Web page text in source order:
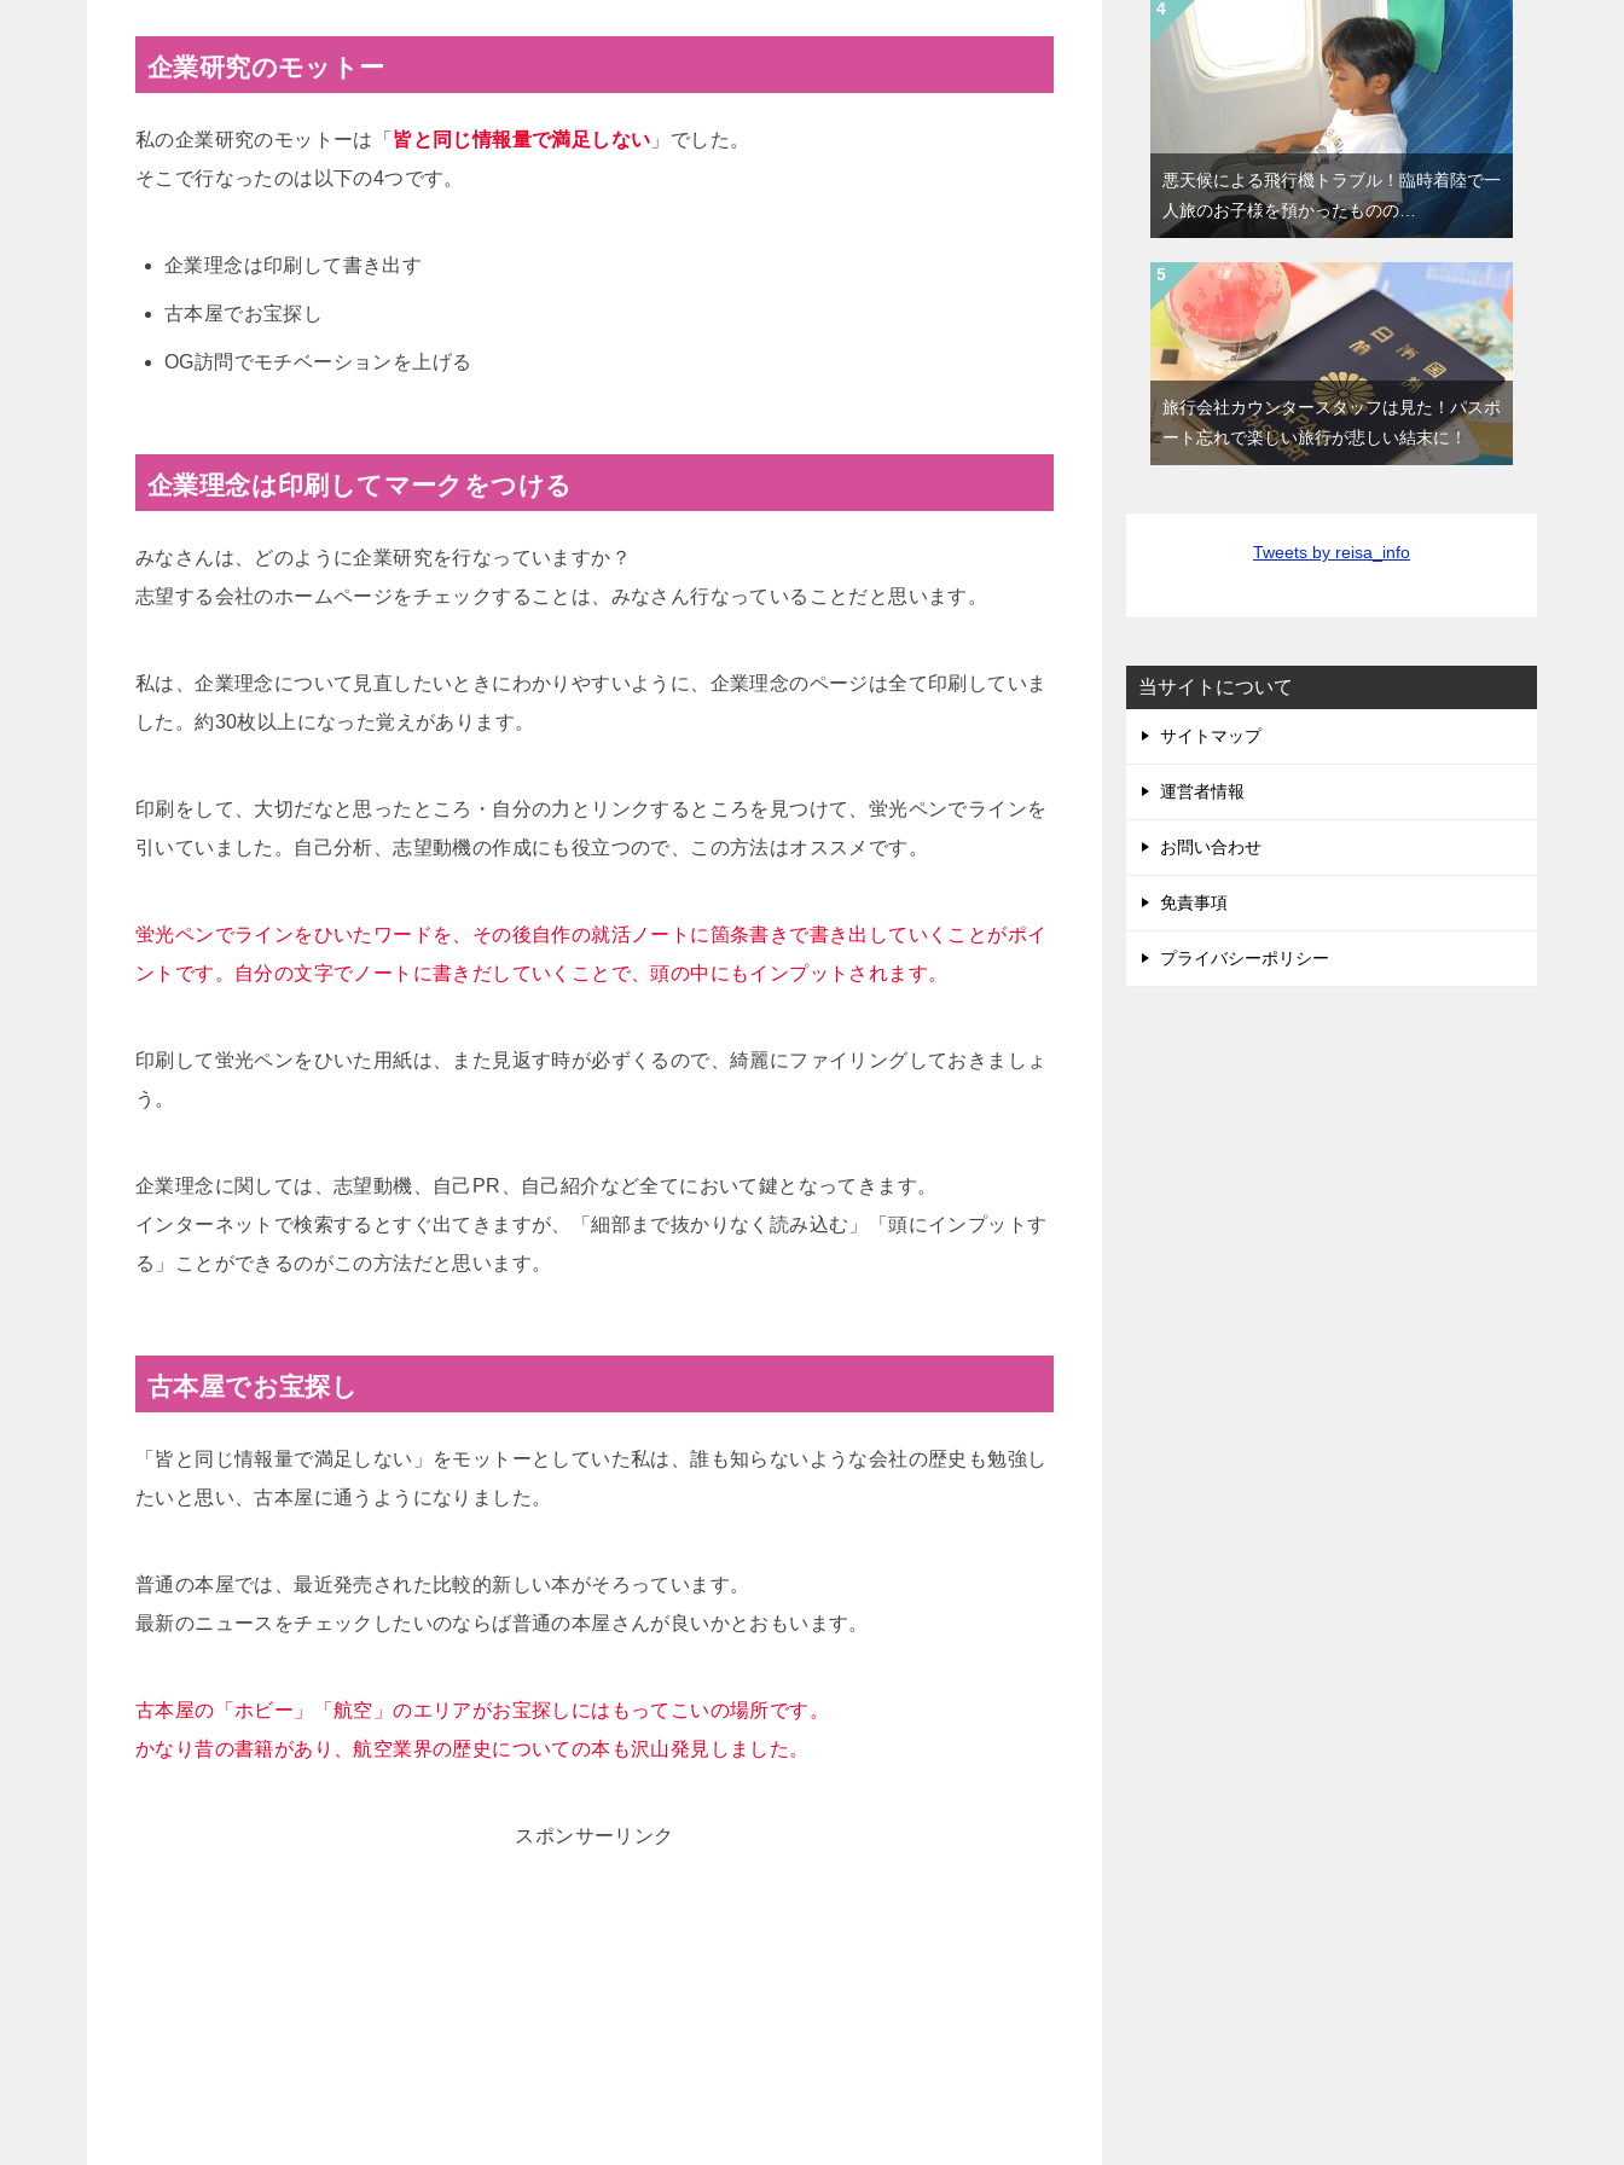
企業研究のモットー
私の企業研究のモットーは「 皆と同じ情報量で満足しない 」でした。
そこで行なったのは以下の4つです。
企業理念は印刷して書き出す
古本屋でお宝探し
OG訪問でモチベーションを上げる
企業理念は印刷してマークをつける
みなさんは、どのように企業研究を行なっていますか？
志望する会社のホームページをチェックすることは、みなさん行なっていることだと思います。
私は、企業理念について見直したいときにわかりやすいように、企業理念のページは全て印刷していま
した。約30枚以上になった覚えがあります。
印刷をして、大切だなと思ったところ・自分の力とリンクするところを見つけて、蛍光ペンでラインを
引いていました。自己分析、志望動機の作成にも役立つので、この方法はオススメです。
蛍光ペンでラインをひいたワードを、その後自作の就活ノートに箇条書きで書き出していくことがポイ
ントです。自分の文字でノートに書きだしていくことで、頭の中にもインプットされます。
印刷して蛍光ペンをひいた用紙は、また見返す時が必ずくるので、綺麗にファイリングしておきましょ
う。
企業理念に関しては、志望動機、自己PR、自己紹介など全てにおいて鍵となってきます。
インターネットで検索するとすぐ出てきますが、「細部まで抜かりなく読み込む」「頭にインプットす
る」ことができるのがこの方法だと思います。
古本屋でお宝探し
「皆と同じ情報量で満足しない」をモットーとしていた私は、誰も知らないような会社の歴史も勉強し
たいと思い、古本屋に通うようになりました。
普通の本屋では、最近発売された比較的新しい本がそろっています。
最新のニュースをチェックしたいのならば普通の本屋さんが良いかとおもいます。
古本屋の「ホビー」「航空」のエリアがお宝探しにはもってこいの場所です。
かなり昔の書籍があり、航空業界の歴史についての本も沢山発見しました。
スポンサーリンク
悪天候による飛行機トラブル！臨時着陸で一
人旅のお子様を預かったものの…
旅行会社カウンタースタッフは見た！パスポ
ート忘れで楽しい旅行が悲しい結末に！
Tweets by reisa_info
当サイトについて
サイトマップ
運営者情報
お問い合わせ
免責事項
プライバシーポリシー